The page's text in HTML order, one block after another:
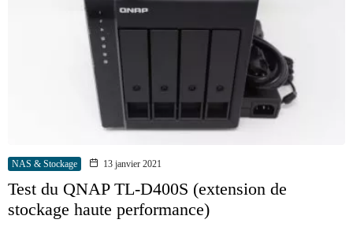
NAS & Stockage 13 janvier 2021
Test du QNAP TL-D400S (extension de
stockage haute performance)